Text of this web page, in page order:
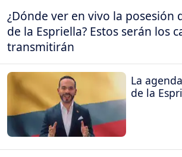
¿Dónde ver en vivo la posesión
de la Espriella? Estos serán los
transmitirán
La
de la